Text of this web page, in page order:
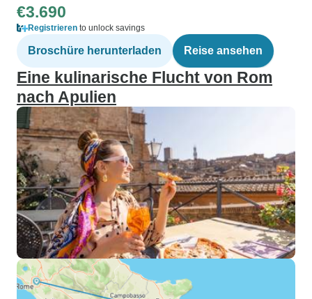
€3.690
Registrieren to unlock savings
Broschüre herunterladen Reise ansehen
Eine kulinarische Flucht von Rom
nach Apulien